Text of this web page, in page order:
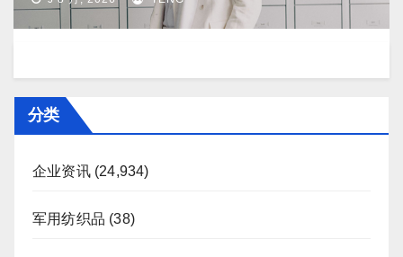
分类
企业资讯(24,934)
军用纺织品 (38)